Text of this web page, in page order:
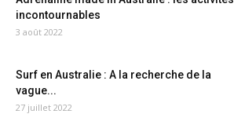
incontournables
3 août 2022
Surf en Australie : A la recherche de la
vague...
27 juillet 2022